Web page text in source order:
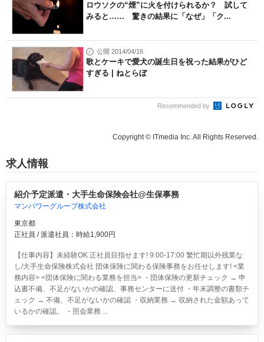
ロウソクの“煙”に火を付けられるか？ 試して
みると…… 驚きの結果に「なぜ」「ク...
公開 2014/04/16
歌とケーキで愛犬の誕生日を祝った結果がひど
すぎる | ねとらぼ
Recommended by
Copyright © ITmedia Inc. All Rights Reserved.
求人情報
紹介予定派遣・大手生命保険会社@生保事務
マンパワーグループ株式会社
東京都
正社員 / 派遣社員：時給1,900円
【仕事内容】未経験OK 正社員目指せます! 9:00-17:00 繁忙期以外残業な
し/大手生命保険株式会社 団体保険に関わる保険事務をお任せします! <業
務内容> <団体保険に関わる業務を担当> ・団体保険の更新チェック → 申
込書不備、不足がないかの確認、事務センターに送付 ・年末調整の書類チ
ェック → 不備、不足がないかの確認 ・収納業務 → 収納された金額あって
いるかの確認。 ・照会業務 ...